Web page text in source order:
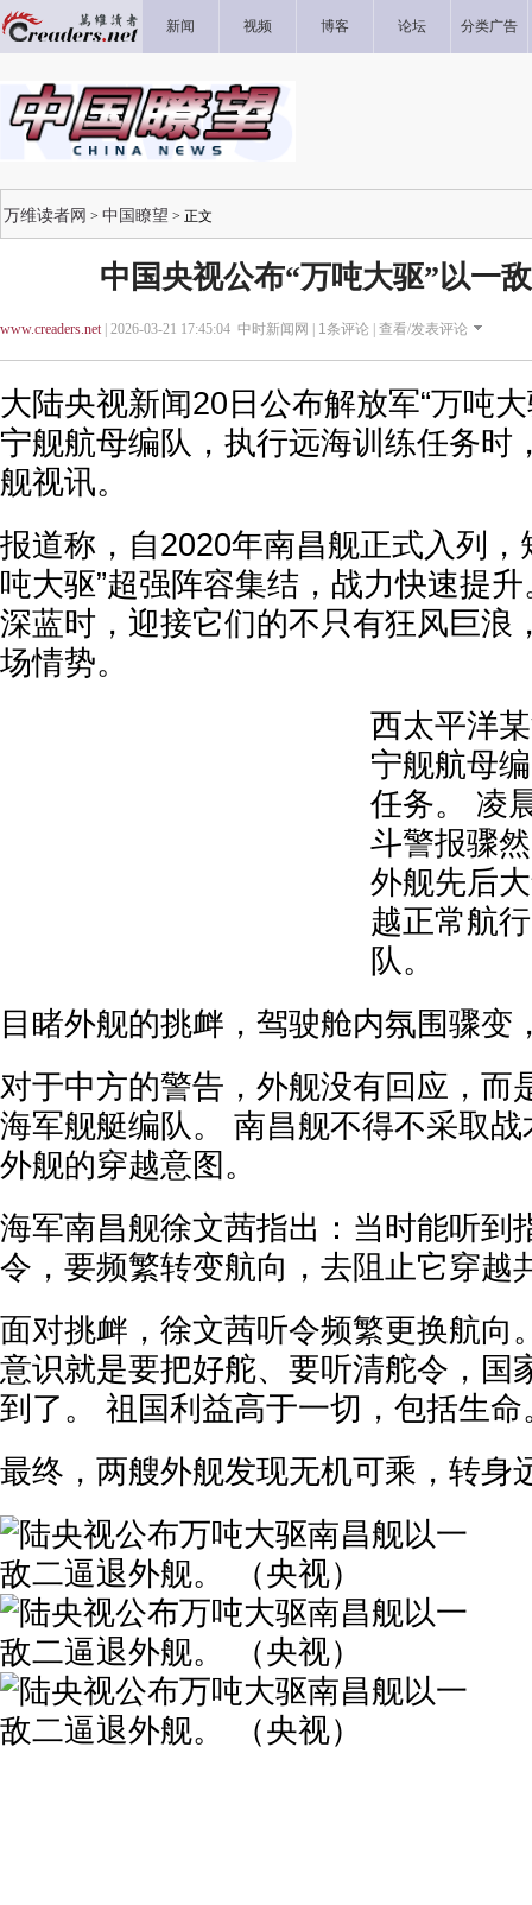
新闻 视频 博客 论坛 分类广告
万维读者网 > 中国瞭望 > 正文
中国央视公布“万吨大驱”以一
www.creaders.net| 2026-03-21 17:45:04 中时新闻网 | 1条评论 | 查看/发表评论
大陆央视新闻20日公布解放军“万吨
宁舰航母编队，执行远海训练任务时
舰视讯。
报道称，自2020年南昌舰正式入列，
吨大驱”超强阵容集结，战力快速提
深蓝时，迎接它们的不只有狂风巨浪
场情势。
西太平洋
宁舰航母
任务。 凌
斗警报骤
外舰先后
越正常航
队。
目睹外舰的挑衅，驾驶舱内氛围骤变
对于中方的警告，外舰没有回应，而
海军舰艇编队。 南昌舰不得不采取
外舰的穿越意图。
海军南昌舰徐文茜指出：当时能听到
令，要频繁转变航向，去阻止它穿越
面对挑衅，徐文茜听令频繁更换航向
意识就是要把好舵、要听清舵令，国
到了。 祖国利益高于一切，包括生命
最终，两艘外舰发现无机可乘，转身